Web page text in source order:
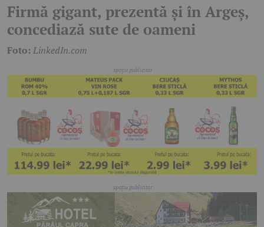
Firmă gigant, prezentă și în Argeș,
concediază sute de oameni
Foto:LinkedIn.com